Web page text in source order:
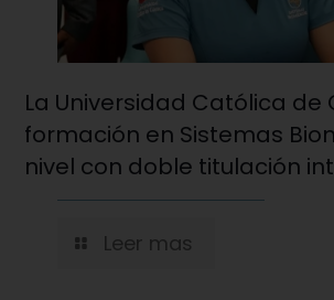
La Universidad Católica de
formación en Sistemas
nivel con doble titulación
Leer mas